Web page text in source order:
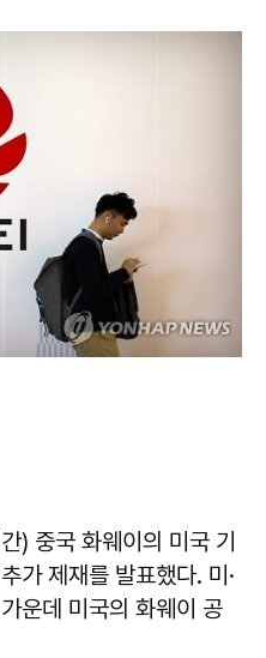
) 중국 화웨이의 미국 기
가 제재를 발표했다. 미·
운데 미국의 화웨이 공